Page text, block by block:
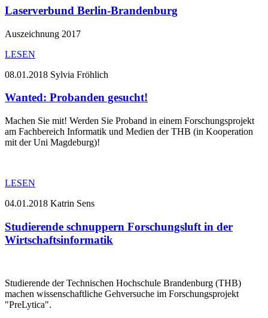
Laserverbund Berlin-Brandenburg
Auszeichnung 2017
LESEN
08.01.2018 Sylvia Fröhlich
Wanted: Probanden gesucht!
Machen Sie mit! Werden Sie Proband in einem Forschungsprojekt
am Fachbereich Informatik und Medien der THB (in Kooperation
mit der Uni Magdeburg)!
LESEN
04.01.2018 Katrin Sens
Studierende schnuppern Forschungsluft in der
Wirtschaftsinformatik
Studierende der Technischen Hochschule Brandenburg (THB)
machen wissenschaftliche Gehversuche im Forschungsprojekt
"PreLytica".